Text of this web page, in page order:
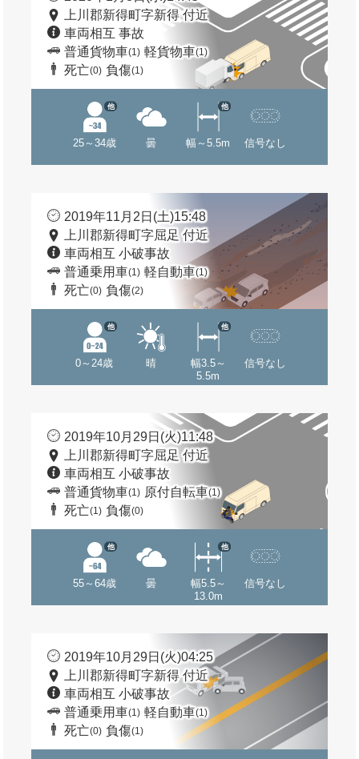
上川郡新得町字新得 付近
車両相互 事故
普通貨物車(1) 軽貨物車(1)
死亡(0) 負傷(1)
25～34歳
他
曇 幅～5.5m
他
信号なし
2019年11月2日(土)15:48
上川郡新得町字屈足 付近
車両相互 小破事故
普通乗用車(1) 軽自動車(1)
死亡(0) 負傷(2)
0～24歳
他
晴
幅3.5～
5.5m
他
信号なし
2019年10月29日(火)11:48
上川郡新得町字屈足 付近
車両相互 小破事故
普通貨物車(1) 原付自転車(1)
死亡(1) 負傷(0)
55～64歳
他
曇
幅5.5～
13.0m
他
信号なし
2019年10月29日(火)04:25
上川郡新得町字新得 付近
車両相互 小破事故
普通乗用車(1) 軽自動車(1)
死亡(0) 負傷(1)